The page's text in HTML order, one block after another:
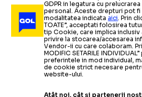
GDPR in legatura cu
personal. Aceste drepturi pot
modalitatea indicataaici. Prin
TOATE”, acceptati folosirea
tip Cookie, care implica inclusiv
privire la stocarea/accesarea
Vendor-ii cu care colaboram.
MODIFIC SETARILE
preferintele in mod individual,
de cookie strict necesare
website-ului.
Atât noi, cât și partenerii